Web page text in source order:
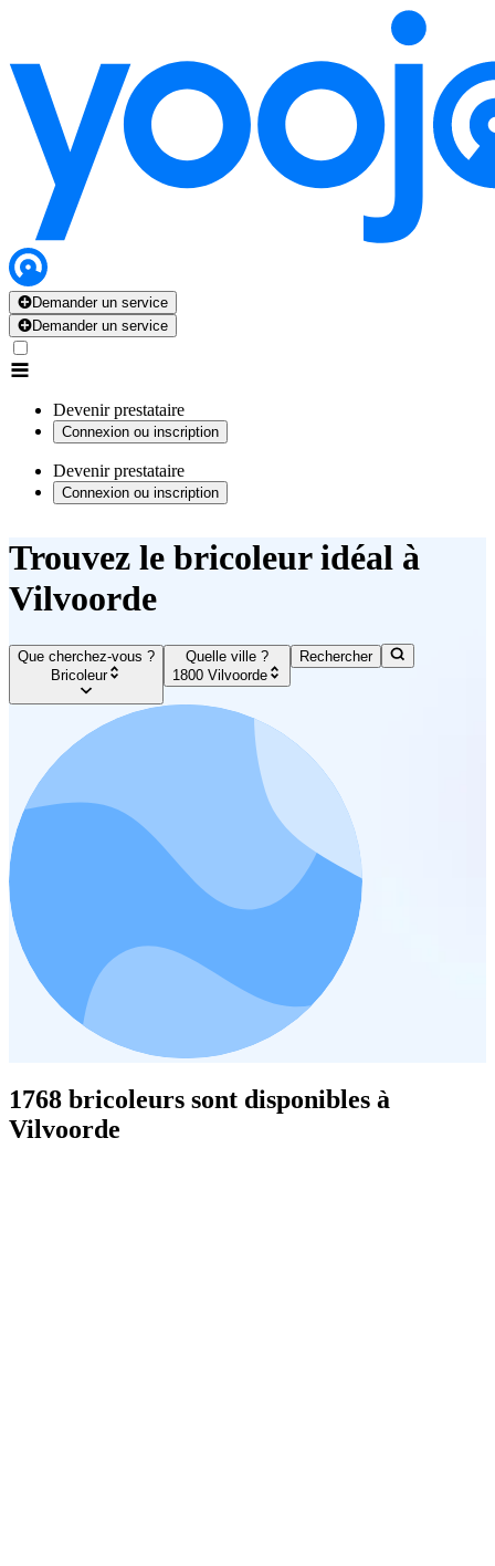
Demander un service
Demander un service
Devenir prestataire
Connexion ou inscription
Devenir prestataire
Connexion ou inscription
Trouvez le bricoleur idéal à
Vilvoorde
Que cherchez-vous ?
Bricoleur
Quelle ville ?
1800 Vilvoorde
Rechercher
1768 bricoleurs sont disponibles à
Vilvoorde